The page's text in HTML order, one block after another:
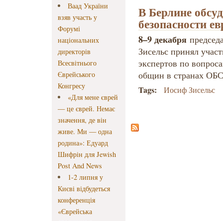
Ваад України
взяв участь у
Форумі
національних
директорів
Всесвітнього
Єврейського
Конгресу
«Для мене єврей
— це єврей. Немає
значення, де він
живе. Ми — одна
родина»: Едуард
Шифрін для Jewish
Post And News
1-2 липня у
Києві відбудеться
конференція
«Єврейська
В Берлине
безопасности
8–9 декабря
Зисельс принял
экспертов по
общин в странах
Tags: Иосиф Зисельс